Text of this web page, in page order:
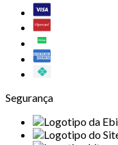
Segurança